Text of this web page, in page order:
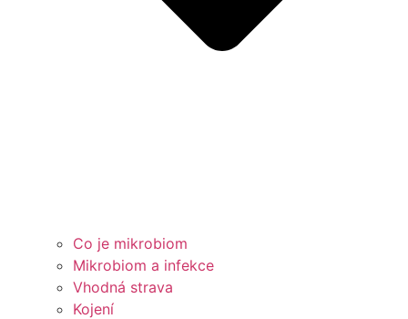
Co je mikrobiom
Mikrobiom a infekce
Vhodná strava
Kojení